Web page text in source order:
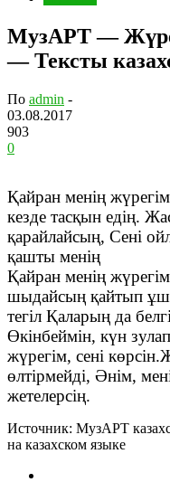
МузАРТ —
— Тексты
По admin -
03.08.2017
903
0
Қайран менің
кезде тасқын едің.
қарайлайсың, Сені
қашты менің
Қайран менің
шыдайсың қайтып
тегіл Қаларың да
Өкінбеймін, күн
жүрегім, сені көрсін.
өлтірмейді, Әнім,
жетелерсің.
Источник: МузАРТ
на казахском языке